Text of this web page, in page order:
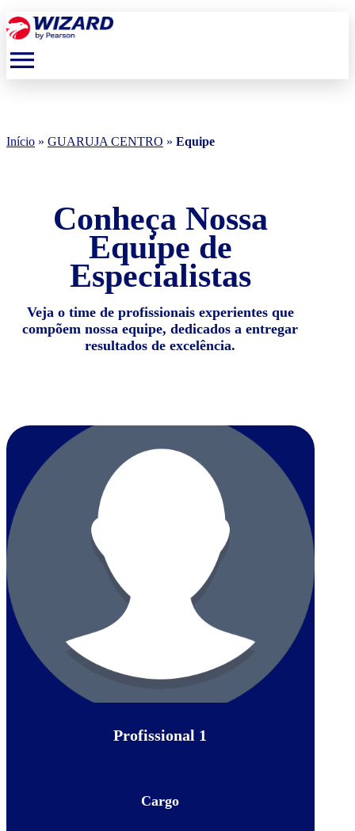
menu
Início » GUARUJA CENTRO » Equipe
Conheça Nossa
Equipe de
Especialistas
Veja o time de profissionais experientes que
compõem nossa equipe, dedicados a entregar
resultados de excelência.
Profissional 1
Cargo